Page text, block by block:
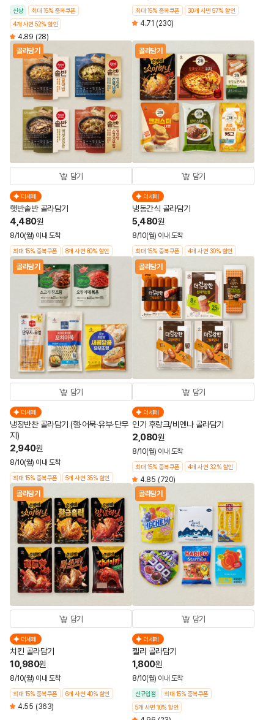
신상
최대 15% 중복쿠폰
4개 사면 52% 할인
4.89 (28)
최대 15% 중복쿠폰 30개 사면 57% 할인
4.71 (230)
골라담기
담기
더세페
햇반솥반 골라담기
4,480원
8/10(월) 이내 도착
최대 15% 중복쿠폰 8개 사면 60% 할인
골라담기
담기
더세페
냉동간식 골라담기
5,480원
8/10(월) 이내 도착
최대 15% 중복쿠폰 4개 사면 30% 할인
골라담기
담기
더세페
냉장반찬 골라담기 (햄·어묵·유부·단무
지)
2,940원
8/10(월) 이내 도착
최대 15% 중복쿠폰 5개 사면 35% 할인
골라담기
담기
더세페
인기 후랑크/비엔나 골라담기
2,080원
8/10(월) 이내 도착
최대 15% 중복쿠폰 4개 사면 32% 할인
4.85 (720)
골라담기
담기
더세페
치킨 골라담기
10,980원
8/10(월) 이내 도착
최대 15% 중복쿠폰 6개 사면 40% 할인
4.55 (363)
골라담기
담기
더세페
젤리 골라담기
1,800원
8/10(월) 이내 도착
신규입점
최대 15% 중복쿠폰
5개 사면 10% 할인